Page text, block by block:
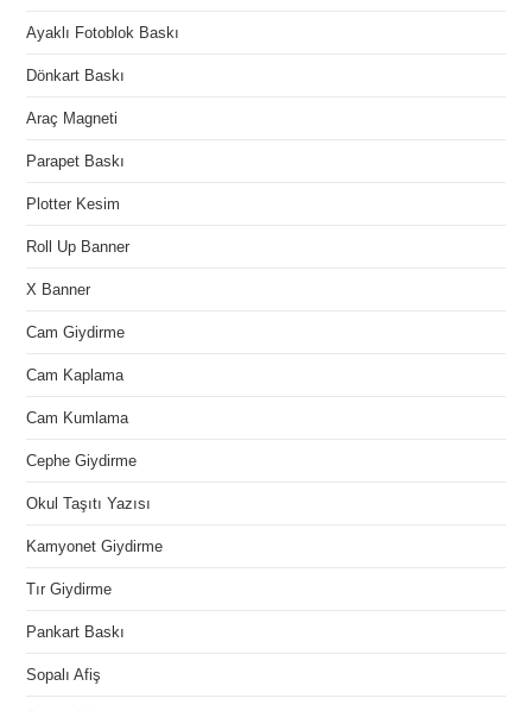
Ayaklı Fotoblok Baskı
Dönkart Baskı
Araç Magneti
Parapet Baskı
Plotter Kesim
Roll Up Banner
X Banner
Cam Giydirme
Cam Kaplama
Cam Kumlama
Cephe Giydirme
Okul Taşıtı Yazısı
Kamyonet Giydirme
Tır Giydirme
Pankart Baskı
Sopalı Afiş